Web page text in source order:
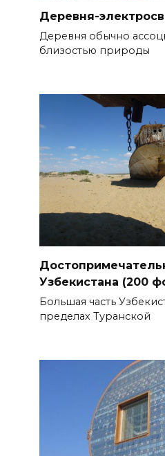
Деревня-
Деревня обычно
близостью природы
Узбекистана (200
Большая часть
пределах Туранской